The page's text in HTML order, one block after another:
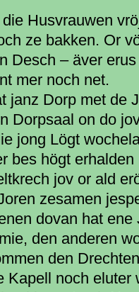
Husvrauwen
ze bakken. Or
Desch – äver
mer noch net.
janz Dorp met de
Dorpsaal on do
jong Lögt
bes högt erhalden
jov or ald
zesamen
dovan hat
den anderen
den
Kapell noch